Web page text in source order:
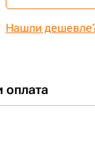
Нашли
оплата